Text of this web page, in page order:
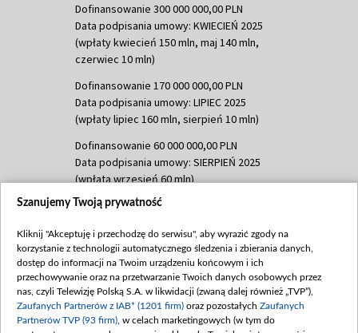
Dofinansowanie 300 000 000,00 PLN
Data podpisania umowy: KWIECIEŃ 2025
(wpłaty kwiecień 150 mln, maj 140 mln,
czerwiec 10 mln)
Dofinansowanie 170 000 000,00 PLN
Data podpisania umowy: LIPIEC 2025
(wpłaty lipiec 160 mln, sierpień 10 mln)
Dofinansowanie 60 000 000,00 PLN
Data podpisania umowy: SIERPIEŃ 2025
(wpłata wrzesień 60 mln)
Dofinansowanie 635 783 051,21 PLN
(wpłata wrzesień 100 mln, październik 350
mln, listopad 265 mln)
Dofinansowanie 48 862 000,00 PLN
Data podpisania umowy: GRUDZIEŃ 2025
(wpłata grudzień 60,548 mln)
Szanujemy Twoją prywatność
Kliknij "Akceptuję i przechodzę do serwisu", aby wyrazić zgody na
korzystanie z technologii automatycznego śledzenia i zbierania danych,
dostęp do informacji na Twoim urządzeniu końcowym i ich
przechowywanie oraz na przetwarzanie Twoich danych osobowych przez
nas, czyli Telewizję Polską S.A. w likwidacji (zwaną dalej również „TVP”),
Zaufanych Partnerów z IAB* (1201 firm) oraz pozostałych Zaufanych
Partnerów TVP (93 firm) , w celach marketingowych (w tym do